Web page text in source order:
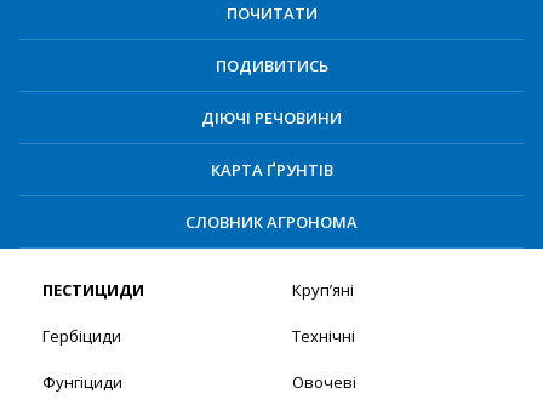
ПОЧИТАТИ
ПОДИВИТИСЬ
ДІЮЧІ РЕЧОВИНИ
КАРТА ҐРУНТІВ
СЛОВНИК АГРОНОМА
ПЕСТИЦИДИ
Гербіциди
Фунгіциди
Круп’яні
Технічні
Овочеві